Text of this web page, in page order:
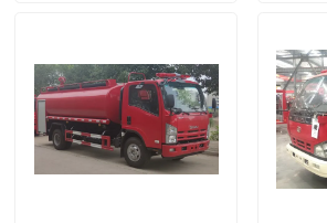
Controllo di qualità
Contattici